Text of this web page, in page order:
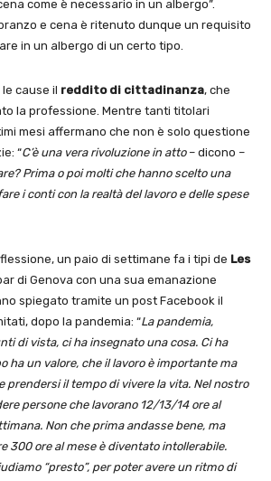
come è necessario in un albergo”.
e cena è ritenuto dunque un requisito
in un albergo di un certo tipo.
cause il reddito di cittadinanza, che
la professione. Mentre tanti titolari
mesi affermano che non è solo questione
“C’è una vera rivoluzione in atto – dicono –
Prima o poi molti che hanno scelto una
i conti con la realtà del lavoro e delle spese
un paio di settimane fa i tipi de Les
di Genova con una sua emanazione
spiegato tramite un post Facebook il
dopo la pandemia: “La pandemia,
di vista, ci ha insegnato una cosa. Ci ha
ha un valore, che il lavoro è importante ma
prendersi il tempo di vivere la vita. Nel nostro
persone che lavorano 12/13/14 ore al
Non che prima andasse bene, ma
300 ore al mese è diventato intollerabile.
“presto”, per poter avere un ritmo di